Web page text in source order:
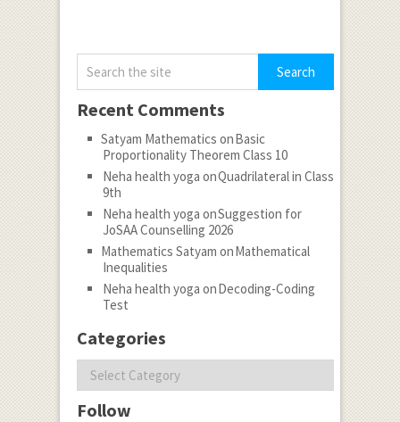
Recent Comments
Satyam Mathematics onBasic
Proportionality Theorem Class 10
Neha health yoga onQuadrilateral in Class
9th
Neha health yoga onSuggestion for
JoSAA Counselling 2026
Mathematics Satyam onMathematical
Inequalities
Neha health yoga onDecoding-Coding
Test
Categories
Categories
Follow